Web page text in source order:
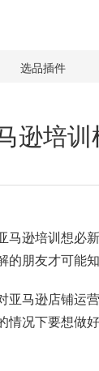
选品插件
逊培
马逊培训想必
朋友才可能
马逊店铺运
况下要想做